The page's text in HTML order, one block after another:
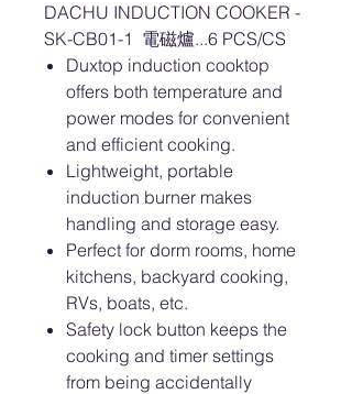
DACHU INDUCTION COOKER -
SK-CB01-1 電磁爐...6 PCS/CS
Duxtop induction cooktop
offers both temperature and
power modes for convenient
and efficient cooking.
Lightweight, portable
induction burner makes
handling and storage easy.
Perfect for dorm rooms, home
kitchens, backyard cooking,
RVs, boats, etc.
Safety lock button keeps the
cooking and timer settings
from being accidentally